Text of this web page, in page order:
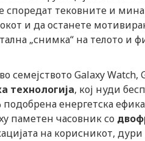
споредат тековните и
и да останете
„снимка“ на телото и
семејството Galaxy
технологија, кој нуди
енергетска
паметен часовник со
на корисникот, дури